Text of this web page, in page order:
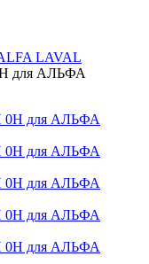
LAVAL
для АЛЬФА